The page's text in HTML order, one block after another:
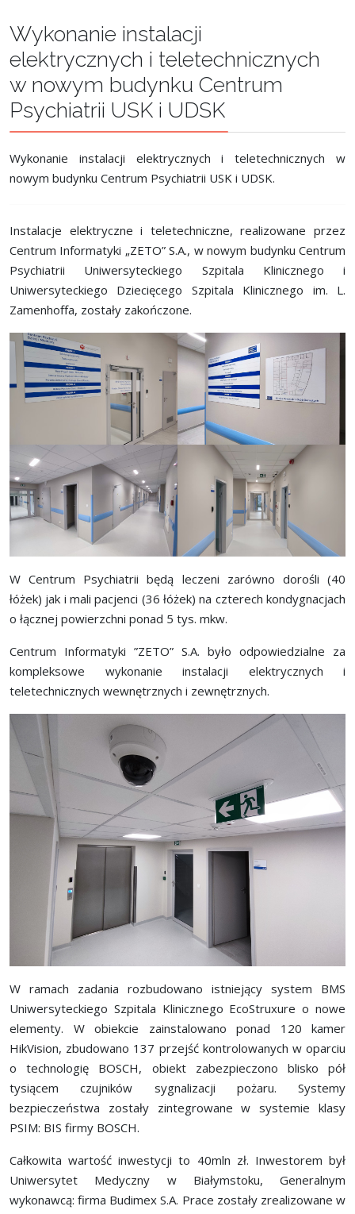
Wykonanie instalacji
elektrycznych i teletechnicznych
w nowym budynku Centrum
Psychiatrii USK i UDSK
Wykonanie instalacji elektrycznych i teletechnicznych w
nowym budynku Centrum Psychiatrii USK i UDSK.
Instalacje elektryczne i teletechniczne, realizowane przez
Centrum Informatyki „ZETO” S.A., w nowym budynku Centrum
Psychiatrii Uniwersyteckiego Szpitala Klinicznego i
Uniwersyteckiego Dziecięcego Szpitala Klinicznego im. L.
Zamenhoffa, zostały zakończone.
W Centrum Psychiatrii będą leczeni zarówno dorośli (40
łóżek) jak i mali pacjenci (36 łóżek) na czterech kondygnacjach
o łącznej powierzchni ponad 5 tys. mkw.
Centrum Informatyki ”ZETO” S.A. było odpowiedzialne za
kompleksowe wykonanie instalacji elektrycznych i
teletechnicznych wewnętrznych i zewnętrznych.
W ramach zadania rozbudowano istniejący system BMS
Uniwersyteckiego Szpitala Klinicznego EcoStruxure o nowe
elementy. W obiekcie zainstalowano ponad 120 kamer
HikVision, zbudowano 137 przejść kontrolowanych w oparciu
o technologię BOSCH, obiekt zabezpieczono blisko pół
tysiącem czujników sygnalizacji pożaru. Systemy
bezpieczeństwa zostały zintegrowane w systemie klasy
PSIM: BIS firmy BOSCH.
Całkowita wartość inwestycji to 40mln zł. Inwestorem był
Uniwersytet Medyczny w Białymstoku, Generalnym
wykonawcą: firma Budimex S.A. Prace zostały zrealizowane w